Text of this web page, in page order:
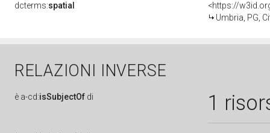
dcterms:spatial
<https://
Umbria, PG,
RELAZIONI INVERSE
è a-cd:isSubjectOf di 1